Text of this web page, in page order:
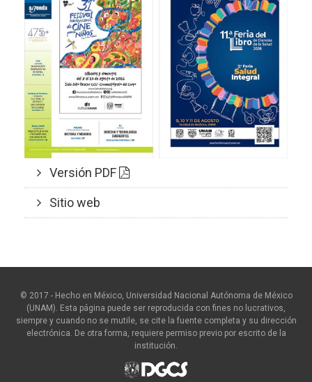
Versión PDF
Sitio web
© 2017 - Hecho en México, Universidad Nacional Autónoma de México
(UNAM). Esta página puede ser reproducida con fines no lucrativos,
siempre y cuando no se mutile, se cite la fuente completa y su dirección
electrónica. De otra forma, requiere permiso previo por escrito de la
institución.